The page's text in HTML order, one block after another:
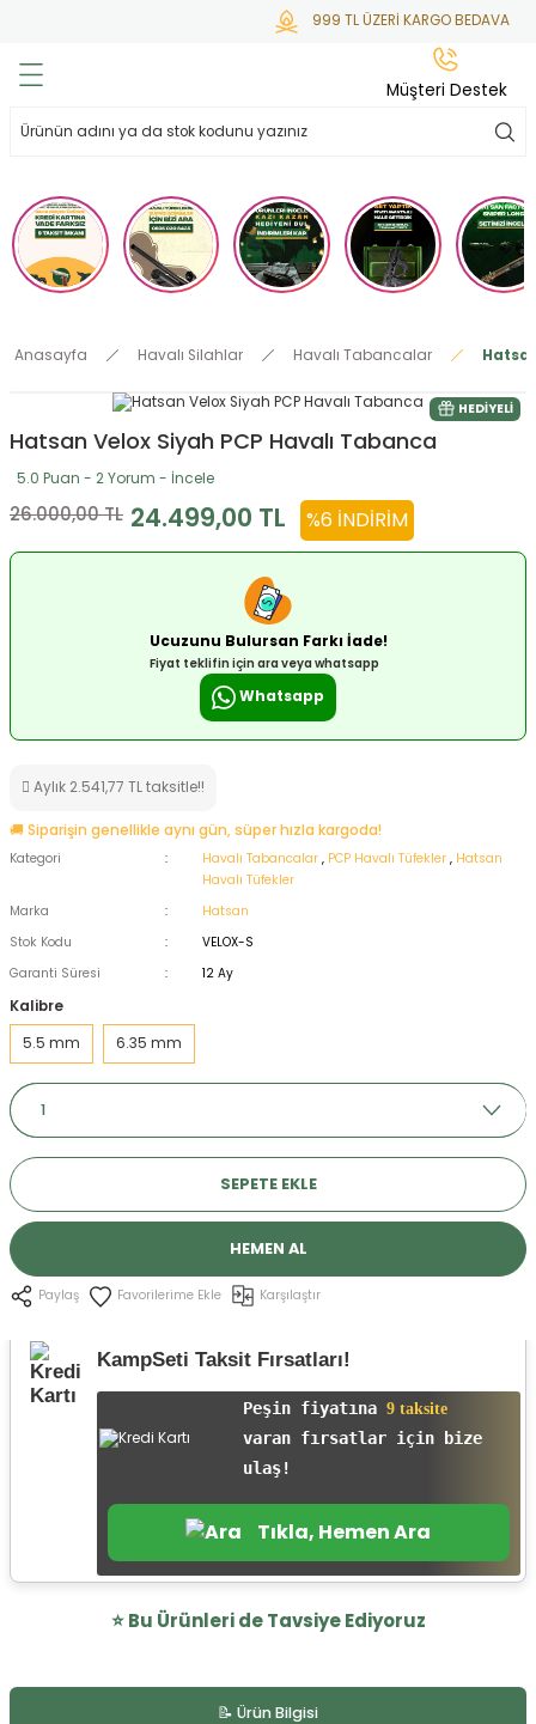
999 TL ÜZERİ KARGO BEDAVA
Tabure
Anasayfa Havalı Silahlar Havalı Tabancalar
HEDIYELI
Hatsan Velox Siyah PCP Havalı Tabanca
5.0 Puan - 2 Yorum - İncele
26.000,00 TL 24.499,00 TL %6 İNDIRIM
Ucuzunu Bulursan Farkı İade!
Fiyat teklifin için ara veya whatsapp
Whatsapp
Aylık 2.541,77 TL taksitle!!
🚚 Siparişin genellikle aynı gün, süper hızla kargoda!
Kategori Havalı Tabancalar , PCP Havalı Tüfekler , Hatsan
Havalı Tüfekler
Marka
Hatsan
Stok Kodu
VELOX-S
Garanti Süresi
12 Ay
Kalibre
5.5 mm
6.35 mm
SEPETE EKLE
HEMEN AL
Paylaş Karşılaştır
KampSeti Taksit Fırsatları!
Peşin fiyatına 9 taksite
varan fırsatlar için bize
ulaş!
Tıkla, Hemen Ara
⭐️ Bu Ürünleri de Tavsiye Ediyoruz
📝 Ürün Bilgisi